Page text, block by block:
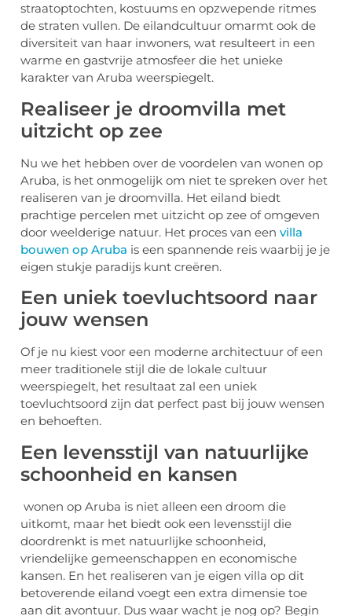
straatoptochten, kostuums en opzwepende ritmes
de straten vullen. De eilandcultuur omarmt ook de
diversiteit van haar inwoners, wat resulteert in een
warme en gastvrije atmosfeer die het unieke
karakter van Aruba weerspiegelt.
Realiseer je droomvilla met
uitzicht op zee
Nu we het hebben over de voordelen van wonen op
Aruba, is het onmogelijk om niet te spreken over het
realiseren van je droomvilla. Het eiland biedt
prachtige percelen met uitzicht op zee of omgeven
door weelderige natuur. Het proces van een villa
bouwen op Aruba is een spannende reis waarbij je je
eigen stukje paradijs kunt creëren.
Een uniek toevluchtsoord naar
jouw wensen
Of je nu kiest voor een moderne architectuur of een
meer traditionele stijl die de lokale cultuur
weerspiegelt, het resultaat zal een uniek
toevluchtsoord zijn dat perfect past bij jouw wensen
en behoeften.
Een levensstijl van natuurlijke
schoonheid en kansen
wonen op Aruba is niet alleen een droom die
uitkomt, maar het biedt ook een levensstijl die
doordrenkt is met natuurlijke schoonheid,
vriendelijke gemeenschappen en economische
kansen. En het realiseren van je eigen villa op dit
betoverende eiland voegt een extra dimensie toe
aan dit avontuur. Dus waar wacht je nog op? Begin